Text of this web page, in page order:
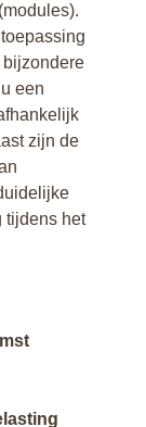
bijzondere
een
zijn de
tijdens het